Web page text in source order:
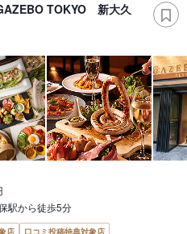
TOKYO 新大久
駅から徒歩5分
店
口コミ投稿特典対象店